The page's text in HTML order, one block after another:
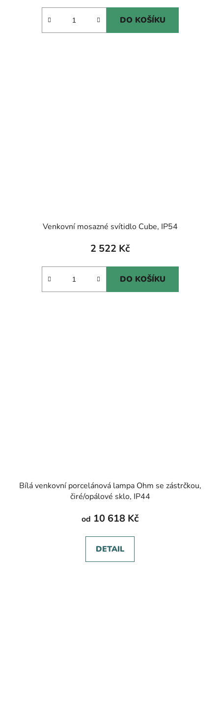
DO KOŠÍKU
Venkovní mosazné svítidlo Cube, IP54
2 522 Kč
DO KOŠÍKU
Bílá venkovní porcelánová lampa Ohm se zástrčkou,
čiré/opálové sklo, IP44
od 10 618 Kč
DETAIL